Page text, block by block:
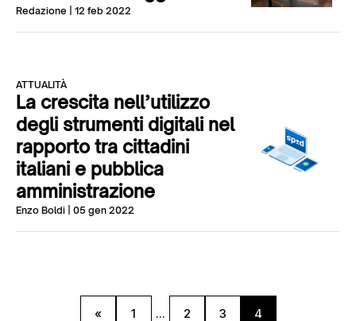
Redazione | 12 feb 2022
ATTUALITÀ
La crescita nell’utilizzo
degli strumenti digitali nel
rapporto tra cittadini
italiani e pubblica
amministrazione
Enzo Boldi | 05 gen 2022
« 1 ... 2 3 4